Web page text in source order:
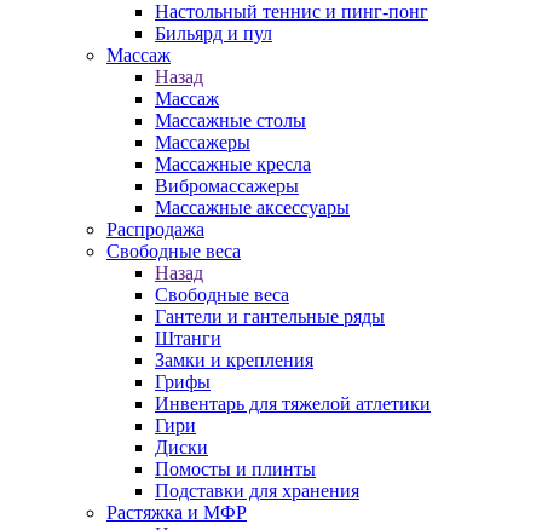
Настольный теннис и пинг-понг
Бильярд и пул
Массаж
Назад
Массаж
Массажные столы
Массажеры
Массажные кресла
Вибромассажеры
Массажные аксессуары
Распродажа
Свободные веса
Назад
Свободные веса
Гантели и гантельные ряды
Штанги
Замки и крепления
Грифы
Инвентарь для тяжелой атлетики
Гири
Диски
Помосты и плинты
Подставки для хранения
Растяжка и МФР